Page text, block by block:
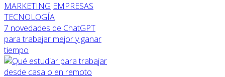
MARKETING EMPRESAS
TECNOLOGÍA
7 novedades de ChatGPT
para trabajar mejor y ganar
tiempo